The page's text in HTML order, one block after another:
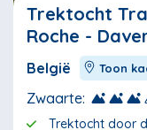
Trektocht
Roche -
België Toon
Zwaarte:
Trektocht door